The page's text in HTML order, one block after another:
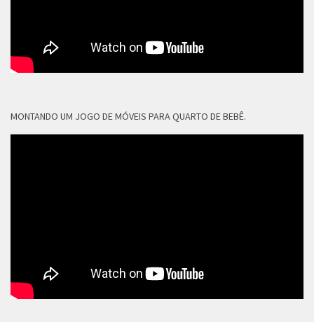
MONTANDO UM JOGO DE MÓVEIS PARA QUARTO DE BEBÊ.